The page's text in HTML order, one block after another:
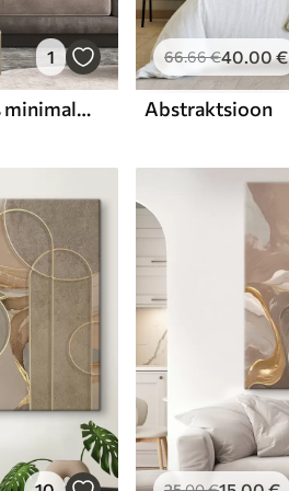
1
Geomeetria ja abstraktsus minimalistlikus stiilis
66.66€40.00€
Abstraktsioon